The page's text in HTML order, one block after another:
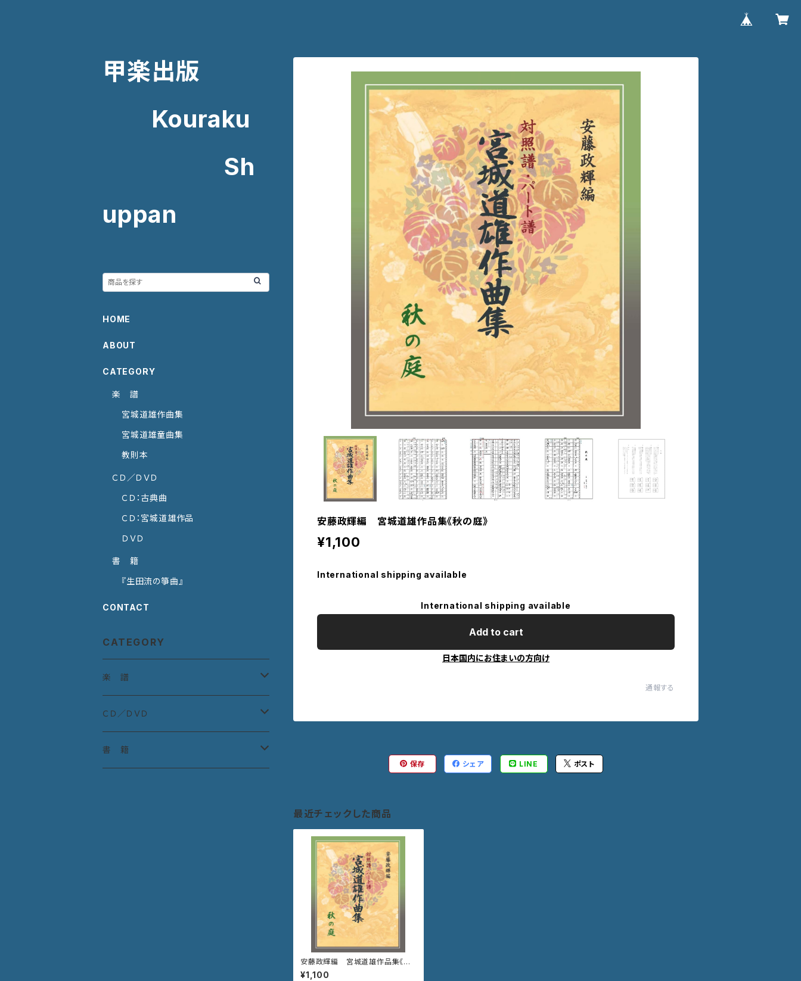
安藤政輝編 宮城道雄作品集《秋の庭》
¥1,100
International shipping available
International shipping available
Add to cart
日本国内にお住まいの方向け
通報する
保存 シェア LINE ポスト
最近チェックした商品
安藤政輝編 宮城道雄作品集《秋
の庭》
¥1,100
甲楽出版
Kouraku
Sh
uppan
HOME
ABOUT
CATEGORY
楽 譜
宮城道雄作曲集
宮城道雄童曲集
教則本
ＣＤ／ＤＶＤ
ＣＤ：古典曲
ＣＤ：宮城道雄作品
ＤＶＤ
書 籍
『生田流の箏曲』
CONTACT
CATEGORY
楽 譜
宮城道雄作曲集
宮城道雄童曲集
ＣＤ／ＤＶＤ
ＣＤ：古典曲
書 籍